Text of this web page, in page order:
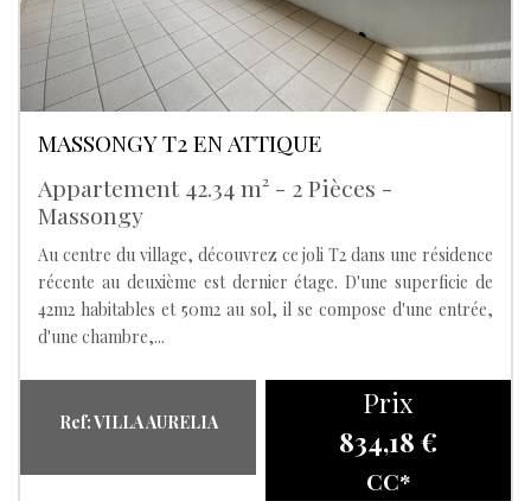
MASSONGY T2 EN ATTIQUE
Appartement 42.34 m² - 2 Pièces -
Massongy
Au centre du village, découvrez ce joli T2 dans une résidence
récente au deuxième est dernier étage. D'une superficie de
42m2 habitables et 50m2 au sol, il se compose d'une entrée,
d'une chambre,...
Ref: VILLA AURELIA
Prix
834,18 €
CC*